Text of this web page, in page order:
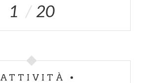
1 20
ATTIVITÀ